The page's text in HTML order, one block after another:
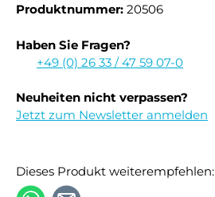
Produktnummer: 20506
Haben Sie Fragen?
+49 (0) 26 33 / 47 59 07-0
Neuheiten nicht verpassen?
Jetzt zum Newsletter anmelden
Dieses Produkt weiterempfehlen: